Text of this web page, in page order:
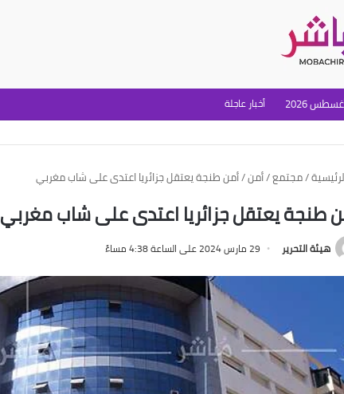
أخبار عاجلة
/مجتمع/أمن/أمن طنجة يعتقل جزائريا اعتدى على شاب مغربي
طنجة يعتقل جزائريا اعتدى على شاب مغربي
هيئة التحرير 29 مارس 2024 على الساعة 4:38 مساءً